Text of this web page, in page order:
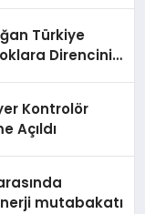
Türkiye
Direncini
Kontrolör
Açıldı
mutabakatı